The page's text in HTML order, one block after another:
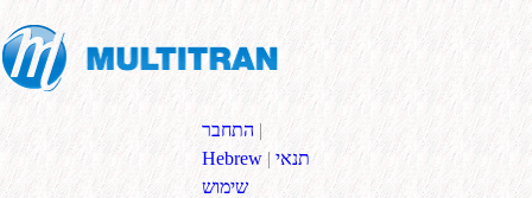
התחבר |
Hebrew | תנאי
שימוש